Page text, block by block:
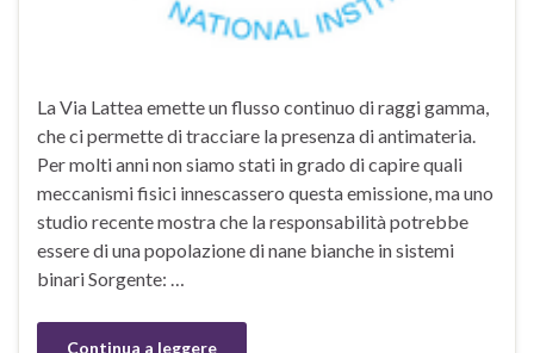
La Via Lattea emette un flusso continuo di raggi gamma,
che ci permette di tracciare la presenza di antimateria.
Per molti anni non siamo stati in grado di capire quali
meccanismi fisici innescassero questa emissione, ma uno
studio recente mostra che la responsabilità potrebbe
essere di una popolazione di nane bianche in sistemi
binari Sorgente: …
Continua a leggere